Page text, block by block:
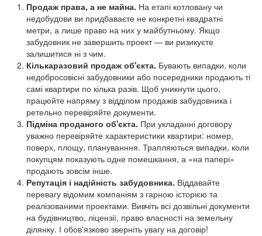
Продаж права, а не майна. На етапі котловану чи
недобудови ви придбаваєте не конкретні квадратні
метри, а лише право на них у майбутньому. Якщо
забудовник не завершить проект — ви ризикуєте
залишитися ні з чим.
Кількаразовий продаж об'єкта. Бувають випадки, коли
недобросовісні забудовники або посередники продають ті
самі квартири по кілька разів. Щоб уникнути цього,
працюйте напряму з відділом продажів забудовника і
ретельно перевіряйте документи.
Підміна проданого об'єкта. При укладанні договору
уважно перевіряйте характеристики квартири: номер,
поверх, площу, плануванння. Трапляються випадки, коли
покупцям показують одне помешкання, а «на папері»
продають зовсім інше.
Репутація і надійність забудовника. Віддавайте
перевагу відомим компаніям з гарною історією та
реалізованими проектами. Вивчіть всі дозвільні документи
на будівництво, ліцензії, право власності на земельну
ділянку. І обов'язково зверніть увагу на договір!